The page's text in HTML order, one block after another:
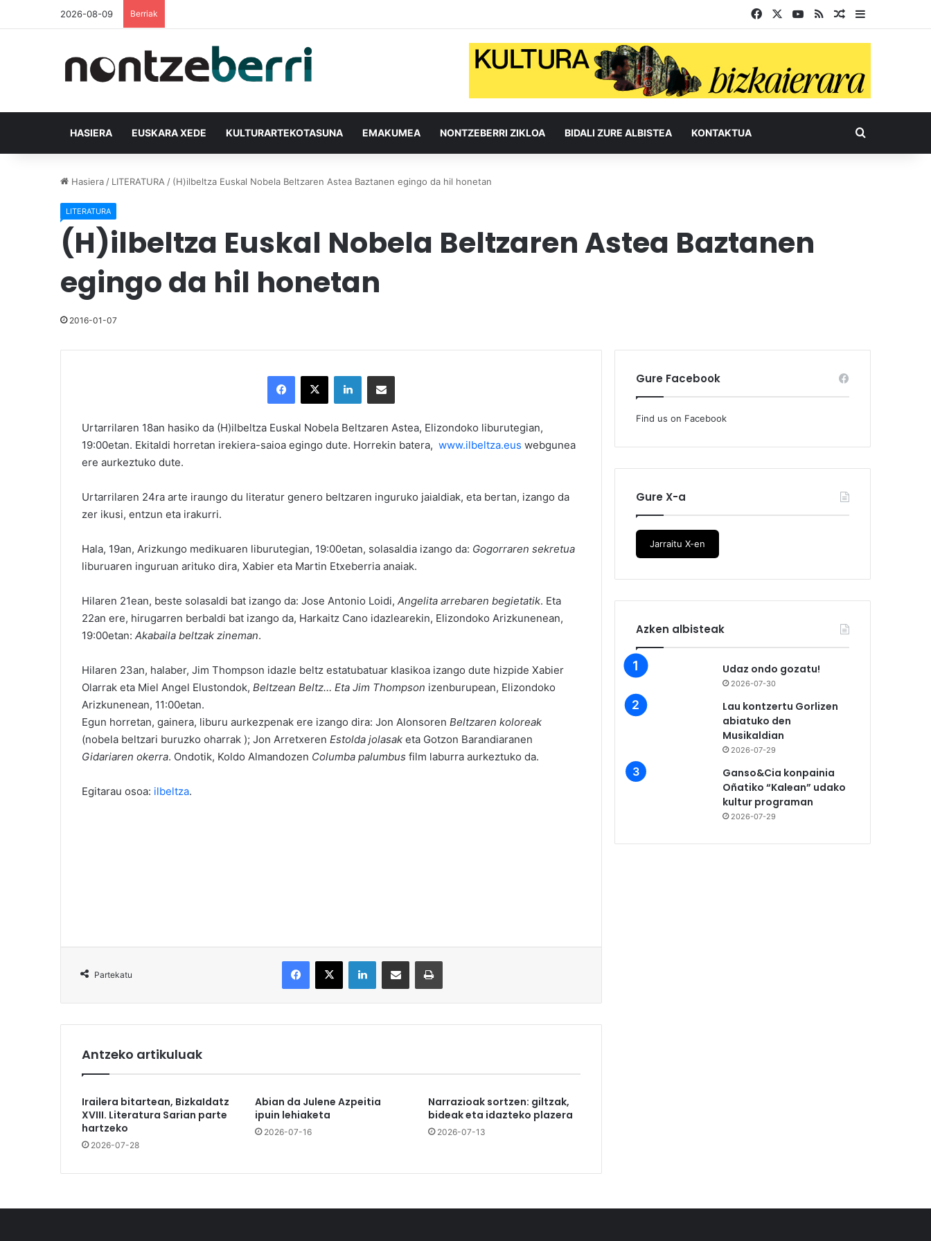
2026-08-09 Berriak Facebook YouTube
RSS Ausazko
HASIERA EUSKARA XEDE KULTURARTEKOTASUNA EMAKUMEA NONTZEBERRI ZIKLOA BIDALI ZURE ALBISTEA KONTAKTUA Bilatu
Hasiera / LITERATURA / (H)ilbeltza Euskal Nobela Beltzaren Astea Baztanen egingo da hil honetan
LITERATURA
(H)ilbeltza Euskal Nobela Beltzaren Astea Baztanen
egingo da hil honetan
2016-01-07
Urtarrilaren 18an hasiko da (H)ilbeltza Euskal Nobela Beltzaren Astea, Elizondoko liburutegian,
19:00etan. Ekitaldi horretan irekiera-saioa egingo dute. Horrekin batera, www.ilbeltza.eus webgunea
ere aurkeztuko dute.
Urtarrilaren 24ra arte iraungo du literatur genero beltzaren inguruko jaialdiak, eta bertan, izango da
zer ikusi, entzun eta irakurri.
Hala, 19an, Arizkungo medikuaren liburutegian, 19:00etan, solasaldia izango da: Gogorraren sekretua
liburuaren inguruan arituko dira, Xabier eta Martin Etxeberria anaiak.
Hilaren 21ean, beste solasaldi bat izango da: Jose Antonio Loidi, Angelita arrebaren begietatik. Eta
22an ere, hirugarren berbaldi bat izango da, Harkaitz Cano idazlearekin, Elizondoko Arizkunenean,
19:00etan: Akabaila beltzak zineman.
Hilaren 23an, halaber, Jim Thompson idazle beltz estatubatuar klasikoa izango dute hizpide Xabier
Olarrak eta Miel Angel Elustondok, Beltzean Beltz… Eta Jim Thompson izenburupean, Elizondoko
Arizkunenean, 11:00etan.
Egun horretan, gainera, liburu aurkezpenak ere izango dira: Jon Alonsoren Beltzaren koloreak
(nobela beltzari buruzko oharrak ); Jon Arretxeren Estolda jolasak eta Gotzon Barandiaranen
Gidariaren okerra. Ondotik, Koldo Almandozen Columba palumbus film laburra aurkeztuko da.
Egitarau osoa: ilbeltza.
Partekatu
Antzeko artikuluak
Irailera bitartean, BizkaIdatz
XVIII. Literatura Sarian parte
hartzeko
2026-07-28
Abian da Julene Azpeitia
ipuin lehiaketa
2026-07-16
Narrazioak sortzen: giltzak,
bideak eta idazteko plazera
2026-07-13
Gure Facebook
Find us on Facebook
Gure X-a
Jarraitu X-en
Azken albisteak
Udaz ondo gozatu!
2026-07-30
Lau kontzertu Gorlizen
abiatuko den
Musikaldian
2026-07-29
Ganso&Cia konpainia
Oñatiko “Kalean” udako
kultur programan
2026-07-29